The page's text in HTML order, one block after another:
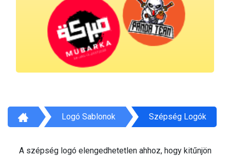
Logó Sablonok Szépség Logók
A szépség logó elengedhetetlen ahhoz, hogy kitűnjön